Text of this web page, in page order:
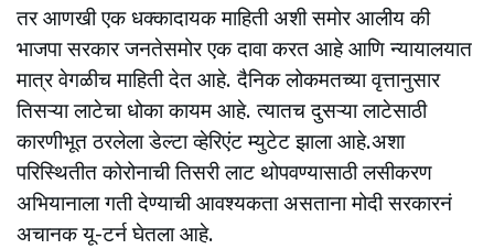
तर आणखी एक धक्कादायक माहिती अशी समोर आलीय की
भाजपा सरकार जनतेसमोर एक दावा करत आहे आणि न्यायालयात
मात्र वेगळीच माहिती देत आहे. दैनिक लोकमतच्या वृत्तानुसार
तिसऱ्या लाटेचा धोका कायम आहे. त्यातच दुसऱ्या लाटेसाठी
कारणीभूत ठरलेला डेल्टा व्हेरिएंट म्युटेट झाला आहे.अशा
परिस्थितीत कोरोनाची तिसरी लाट थोपवण्यासाठी लसीकरण
अभियानाला गती देण्याची आवश्यकता असताना मोदी सरकारनं
अचानक यू-टर्न घेतला आहे.